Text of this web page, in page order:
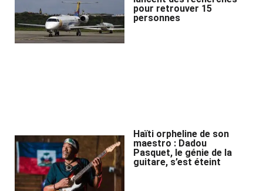
pour retrouver 15
personnes
Haïti orpheline de son
maestro : Dadou
Pasquet, le génie de la
guitare, s’est éteint